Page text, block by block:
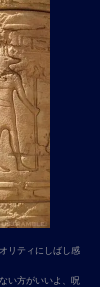
リティにしばし感
い方がいいよ、呪